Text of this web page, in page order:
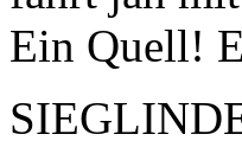
Ein Quell!